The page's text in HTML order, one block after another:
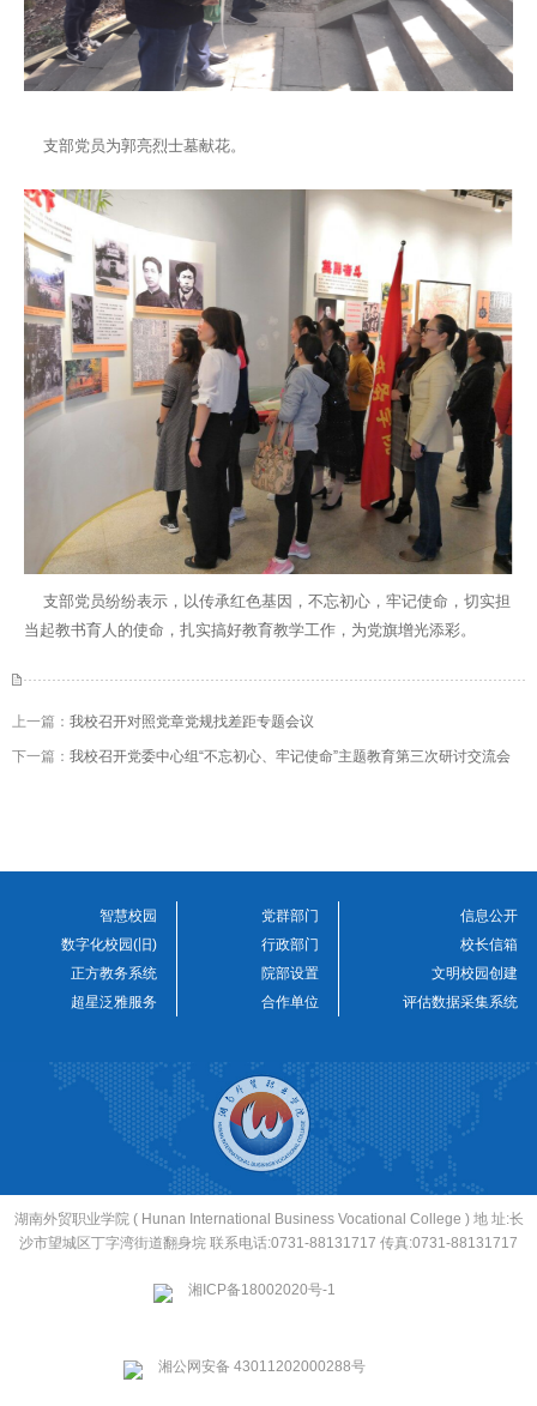
支部党员为郭亮烈士墓献花。
支部党员纷纷表示，以传承红色基因，不忘初心，牢记使命，切实担
当起教书育人的使命，扎实搞好教育教学工作，为党旗增光添彩。
上一篇： 我校召开对照党章党规找差距专题会议
下一篇： 我校召开党委中心组“不忘初心、牢记使命”主题教育第三次研讨交流会
智慧校园
党群部门
数字化校园(旧)
行政部门
正方教务系统
院部设置
超星泛雅服务
合作单位
信息公开
校长信箱
文明校园创建
评估数据采集系统
湖南外贸职业学院 ( Hunan International Business Vocational College ) 地 址:长
沙市望城区丁字湾街道翻身垸 联系电话:0731-88131717 传真:0731-88131717
湘ICP备18002020号-1
湘公网安备 43011202000288号